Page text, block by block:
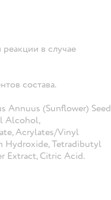
в случае
состава.
Annuus (Sunflower) Seed
Alcohol,
Acrylates/Vinyl
Hydroxide, Tetradibutyl
Extract, Сitric Acid.